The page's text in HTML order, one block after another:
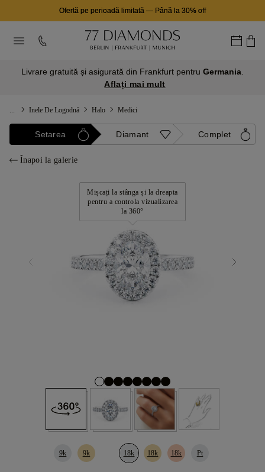
Ofertă pe perioadă limitată — Până la 30% off
Livrare gratuită și asigurată din Frankfurt pentru Germania
Aflați mai mult
Inele De Logodnă Halo Medici
Setarea Diamant Complet
Înapoi la galerie
Mișcați la stânga și la dreapta
pentru a controla vizualizarea
la 360°
9k 9k 18k 18k 18k Pt